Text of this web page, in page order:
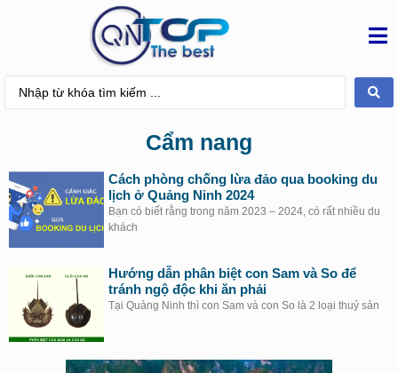
Cẩm nang
Cách phòng chống lừa đảo qua booking du
lịch ở Quảng Ninh 2024
Bạn có biết rằng trong năm 2023 – 2024, có rất nhiều du
khách
Hướng dẫn phân biệt con Sam và So để
tránh ngộ độc khi ăn phải
Tại Quảng Ninh thì con Sam và con So là 2 loại thuỷ sản